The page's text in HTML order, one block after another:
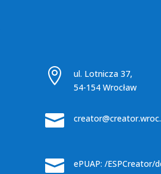

ul. Lotnicza 37,
54-154 Wrocław

 ePUAP: /ESPCreator/